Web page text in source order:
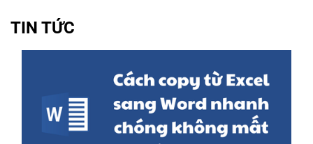
TIN TỨC